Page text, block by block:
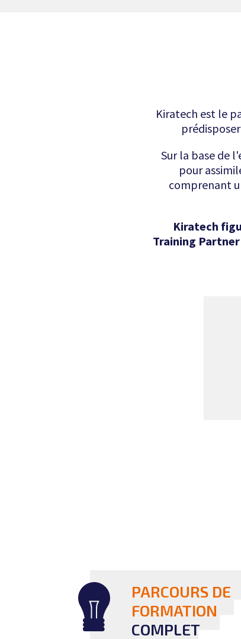
Kiratech est le
Sur la base de
pour
comprenant
Kiratech
Training
PARCOURS DE
FORMATION
COMPLET